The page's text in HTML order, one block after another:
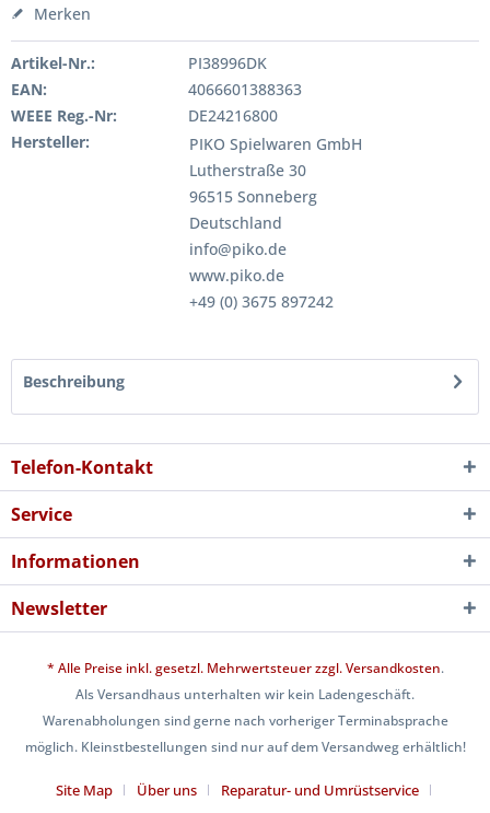
Merken
Artikel-Nr.:
PI38996DK
EAN:
4066601388363
WEEE Reg.-Nr:
DE24216800
Hersteller:
PIKO Spielwaren GmbH
Lutherstraße 30
96515 Sonneberg
Deutschland
info@piko.de
www.piko.de
+49 (0) 3675 897242
Beschreibung
Telefon-Kontakt
Service
Informationen
Newsletter
* Alle Preise inkl. gesetzl. Mehrwertsteuer zzgl.Versandkosten.
Als Versandhaus unterhalten wir kein Ladengeschäft.
Warenabholungen sind gerne nach vorheriger Terminabsprache
möglich. Kleinstbestellungen sind nur auf dem Versandweg erhältlich!
Site Map Über uns Reparatur- und Umrüstservice